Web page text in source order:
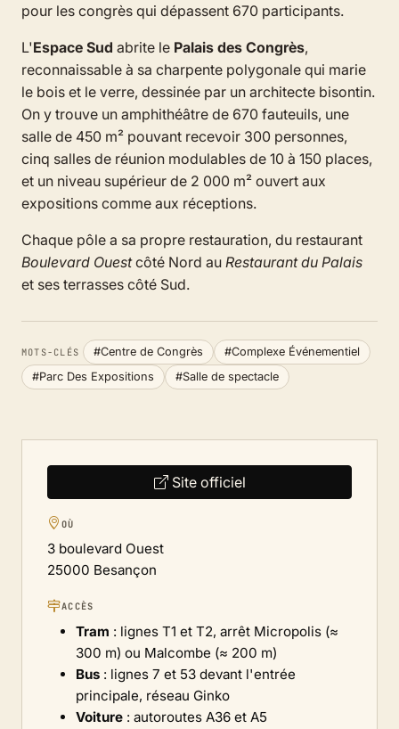
pour les congrès qui dépassent 670 participants.
L'Espace Sud abrite le Palais des Congrès,
reconnaissable à sa charpente polygonale qui marie
le bois et le verre, dessinée par un architecte bisontin.
On y trouve un amphithéâtre de 670 fauteuils, une
salle de 450 m² pouvant recevoir 300 personnes,
cinq salles de réunion modulables de 10 à 150 places,
et un niveau supérieur de 2 000 m² ouvert aux
expositions comme aux réceptions.
Chaque pôle a sa propre restauration, du restaurant
Boulevard Ouestcôté Nord au Restaurant du Palais
et ses terrasses côté Sud.
MOTS-CLÉS #Centre de Congrès
#Complexe Événementiel
#Parc Des Expositions
#Salle de spectacle
Site officiel
OÙ
3 boulevard Ouest
25000 Besançon
ACCÈS
Tram : lignes T1 et T2, arrêt Micropolis (≈
300 m) ou Malcombe (≈ 200 m)
Bus : lignes 7 et 53 devant l'entrée
principale, réseau Ginko
Voiture : autoroutes A36 et A5